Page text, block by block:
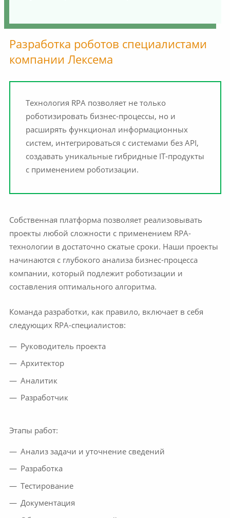
Разработка роботов специалистами
компании Лексема
Технология RPA позволяет не только
роботизировать бизнес-процессы, но и
расширять функционал информационных
систем, интегрироваться с системами без API,
создавать уникальные гибридные IT-продукты
с применением роботизации.
Собственная платформа позволяет реализовывать
проекты любой сложности с применением RPA-
технологии в достаточно сжатые сроки. Наши проекты
начинаются с глубокого анализа бизнес-процесса
компании, который подлежит роботизации и
составления оптимального алгоритма.
Команда разработки, как правило, включает в себя
следующих RPA-специалистов:
Руководитель проекта
Архитектор
Аналитик
Разработчик
Этапы работ:
Анализ задачи и уточнение сведений
Разработка
Тестирование
Документация